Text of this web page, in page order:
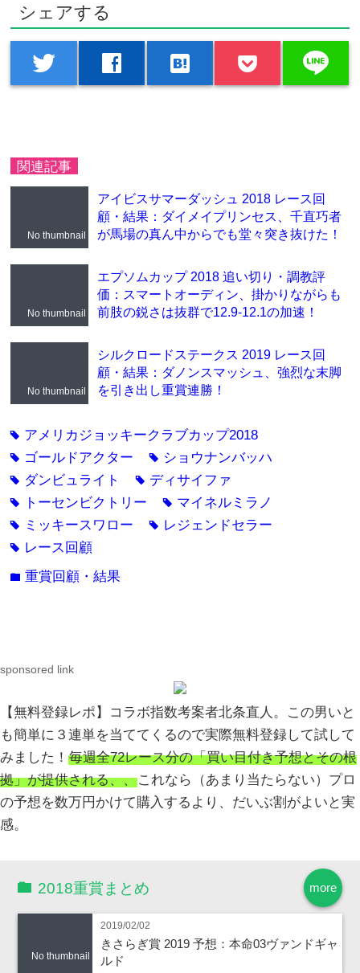
シェアする
twitter facebook hatenabookmark line
関連記事
No thumbnail
アイビスサマーダッシュ 2018 レース回
顧・結果：ダイメイプリンセス、千直巧者
が馬場の真ん中からでも堂々突き抜けた！
No thumbnail
エプソムカップ 2018 追い切り・調教評
価：スマートオーディン、掛かりながらも
前肢の鋭さは抜群で12.9-12.1の加速！
No thumbnail
シルクロードステークス 2019 レース回
顧・結果：ダノンスマッシュ、強烈な末脚
を引き出し重賞連勝！
tag アメリカジョッキークラブカップ2018
tag ゴールドアクター tag ショウナンバッハ
tag ダンビュライト tag ディサイファ
tag トーセンビクトリー tag マイネルミラノ
tag ミッキースワロー tag レジェンドセラー
tag レース回顧
folder重賞回顧・結果
sponsored link
【無料登録レポ】コラボ指数考案者北条直人。この男いと
も簡単に３連単を当ててくるので実際無料登録して試して
みました！ 毎週全72レース分の「買い目付き予想とその根
拠」が提供される、、これなら（あまり当たらない）プロ
の予想を数万円かけて購入するより、だいぶ割がよいと実
感。
more
2018重賞まとめ
No thumbnail
2019/02/02
きさらぎ賞 2019 予想：本命03ヴァンドギャ
ルド